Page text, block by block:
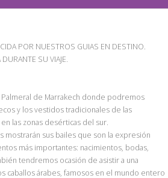
POR NUESTROS GUIAS EN DESTINO.
SU VIAJE.
de Marrakech donde podremos
y los vestidos tradicionales de las
las zonas desérticas del sur.
mostrarán sus bailes que son la expresión
más importantes: nacimientos, bodas,
tendremos ocasión de asistir a una
caballos árabes, famosos en el mundo entero